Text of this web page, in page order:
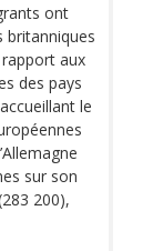
ont
britanniques
aux
des pays
le
sur son
200),